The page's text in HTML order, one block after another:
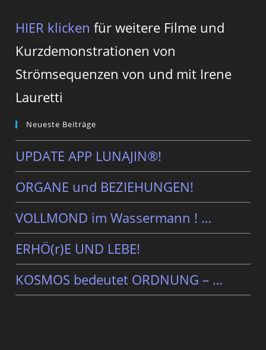
HIER klicken für weitere Filme und
Kurzdemonstrationen von
Strömsequenzen von und mit Irene
Lauretti
Neueste Beiträge
UPDATE APP LUNAJIN®!
ORGANE und BEZIEHUNGEN!
VOLLMOND im Wassermann ! …
ERHÖ(r)E UND LEBE!
KOSMOS bedeutet ORDNUNG – …